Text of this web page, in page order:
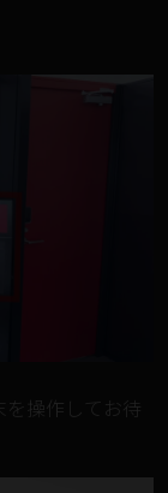
操作してお待